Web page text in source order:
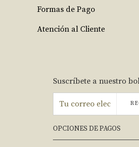
Formas de Pago
Atención al Cliente
Suscríbete a nuestro
OPCIONES DE PAGOS